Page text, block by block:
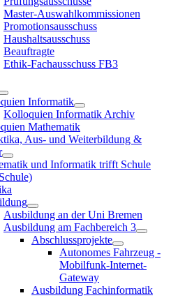
Master-Auswahlkommissionen
Promotionsausschuss
Haushaltsausschuss
Beauftragte
Ethik-Fachausschuss FB3
Informatik
Kolloquien Informatik Archiv
Mathematik
Aus- und Weiterbildung &
und Informatik trifft Schule
Ausbildung an der Uni Bremen
Ausbildung am Fachbereich 3
Abschlussprojekte
Autonomes Fahrzeug -
Mobilfunk-Internet-
Gateway
Ausbildung Fachinformatik